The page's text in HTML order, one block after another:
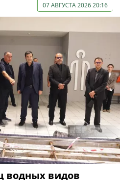
07 АВГУСТА 2026 20:16
водных видов